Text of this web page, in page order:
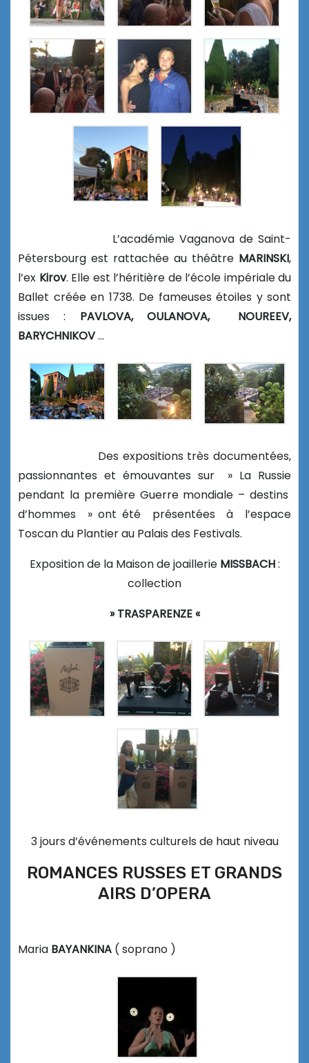
L’académie Vaganova de Saint-
Pétersbourg est rattachée au théâtre MARINSKI,
l’ex Kirov. Elle est l’héritière de l’école impériale du
Ballet créée en 1738. De fameuses étoiles y sont
issues : PAVLOVA, OULANOVA, NOUREEV,
BARYCHNIKOV…
Des expositions très documentées,
passionnantes et émouvantes sur » La Russie
pendant la première Guerre mondiale – destins
d’hommes » ont été présentées à l’espace
Toscan du Plantier au Palais des Festivals.
Exposition de la Maison de joaillerie MISSBACH:
collection
» TRASPARENZE «
3 jours d’événements culturels de haut niveau
ROMANCES RUSSES ET GRANDS
AIRS D’OPERA
Maria BAYANKINA ( soprano )